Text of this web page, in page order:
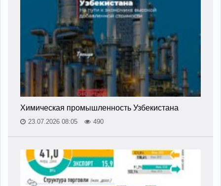
Химическая промышленность Узбекистана
23.07.2026 08:05 490